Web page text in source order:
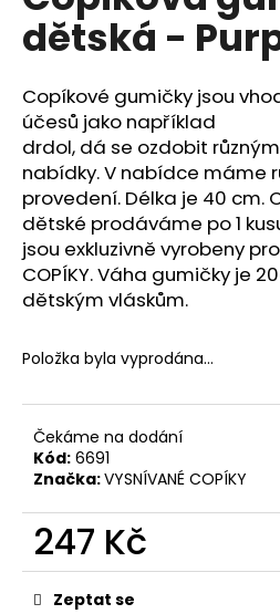
0,0
z
hvězdiček.
dětská -
Copíkové gumičky jsou
účesů jako například
drdol, dá se ozdobit
nabídky. V nabídce máme
provedení. Délka je 40 cm.
dětské prodáváme po 1
jsou exkluzivně vyrobeny pro
COPÍKY. Váha gumičky je
dětským vláskům.
Položka byla vyprodána…
Čekáme na dodání
Kód: 6691
Značka:VYSNÍVANÉ COPÍKY
247 Kč
Měrná
cena:Zeptat se
a
j
í
t
?
HLEDAT
D
p
o
u
u
e
m